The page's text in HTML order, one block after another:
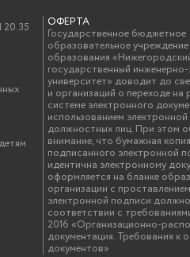
20.35 ОФЕРТА
Государственное бюджетное
образовательное
образования
государственный
университет» доводит до
и организаций о переходе на
системе электронного
использованием
должностных лиц. При этом
внимание, что бумажная
подписанного электронной
идентична электронному
оформляется на бланке
организации с
электронной подписи
соответствии с
2016 «Организационно-
документация. Требования к
документов»